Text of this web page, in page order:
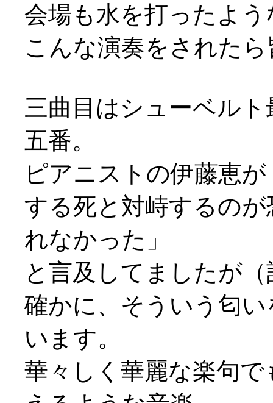
会場も水を打ったよ
こんな演奏をされた
三曲目はシューベル
五番。
ピアニストの伊藤恵
する死と対峙するの
れなかった」
と言及してましたが
確かに、そういう匂
います。
華々しく華麗な楽句